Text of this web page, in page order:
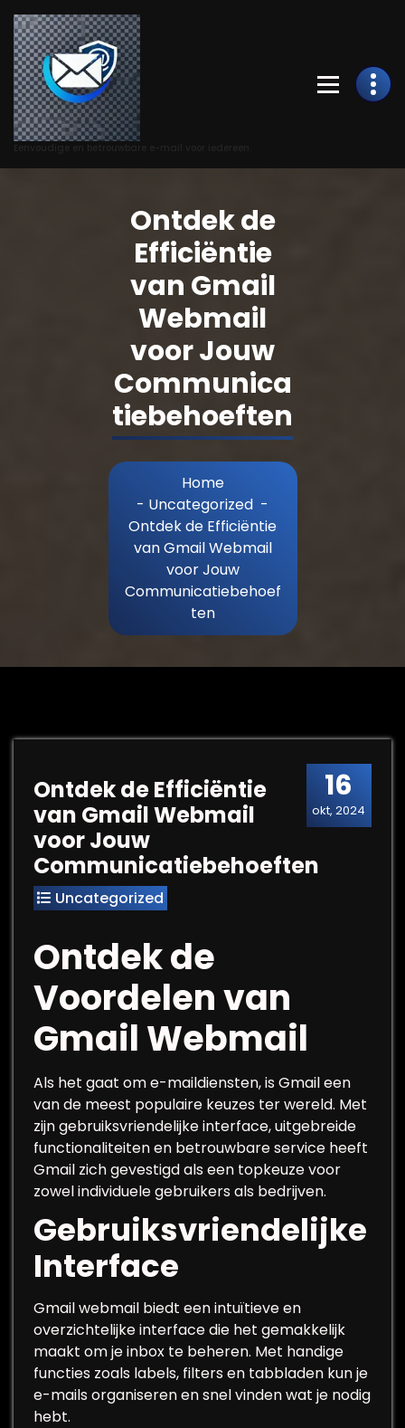
Skip
to
Content
Ontdek de
Efficiëntie
van Gmail
Webmail
voor Jouw
Communica
tiebehoeften
Home
- Uncategorized -
Ontdek de Efficiëntie
van Gmail Webmail
voor Jouw
Communicatiebehoef
ten
16
okt, 2024
Ontdek de Efficiëntie
van Gmail Webmail
voor Jouw
Communicatiebehoeften
Uncategorized
Ontdek de
Voordelen van
Gmail Webmail
Als het gaat om e-maildiensten, is Gmail een
van de meest populaire keuzes ter wereld. Met
zijn gebruiksvriendelijke interface, uitgebreide
functionaliteiten en betrouwbare service heeft
Gmail zich gevestigd als een topkeuze voor
zowel individuele gebruikers als bedrijven.
Gebruiksvriendelijke
Interface
Gmail webmail biedt een intuïtieve en
overzichtelijke interface die het gemakkelijk
maakt om je inbox te beheren. Met handige
functies zoals labels, filters en tabbladen kun je
e-mails organiseren en snel vinden wat je nodig
hebt.